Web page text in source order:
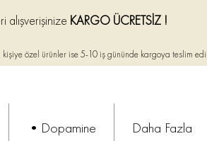
özel ürünler ise 5-10 iş gününde kargoya teslim
alışverişinize KARGO ÜCRETSİZ !
•Dopamine Daha Fazla